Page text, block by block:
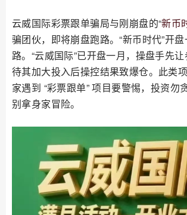
云威国际彩票跟单骗局与刚崩盘的“新币
骗团伙，即将崩盘跑路。“新币时代”开
路。“云威国际”已开盘一月，操盘手先让
待其加大投入后操控结果致爆仓。此类
家遇到 “彩票跟单” 项目要警惕，投资勿
别拿身家冒险。